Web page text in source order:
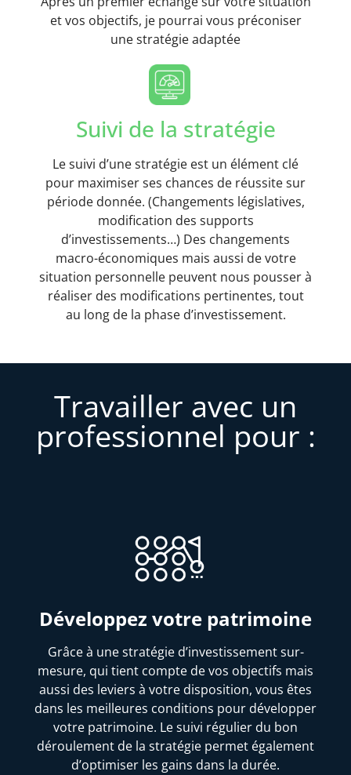
et vos objectifs, je pourrai vous préconiser
une stratégie adaptée
Suivi de la stratégie
Le suivi d’une stratégie est un élément clé
pour maximiser ses chances de réussite sur
période donnée. (Changements législatives,
modification des supports
d’investissements…) Des changements
macro-économiques mais aussi de votre
situation personnelle peuvent nous pousser à
réaliser des modifications pertinentes, tout
au long de la phase d’investissement.
Travailler avec un
professionnel pour :
Développez votre patrimoine
Grâce à une stratégie d’investissement sur-
mesure, qui tient compte de vos objectifs mais
aussi des leviers à votre disposition, vous êtes
dans les meilleures conditions pour développer
votre patrimoine. Le suivi régulier du bon
déroulement de la stratégie permet également
d’optimiser les gains dans la durée.